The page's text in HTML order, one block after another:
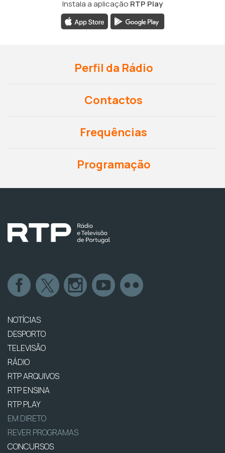
Instala a aplicação RTP Play
Perfil da Rádio
Contactos
Frequências
Programação
NOTÍCIAS
DESPORTO
TELEVISÃO
RÁDIO
RTP ARQUIVOS
RTP ENSINA
RTP PLAY
EM DIRETO
REVER PROGRAMAS
CONCURSOS